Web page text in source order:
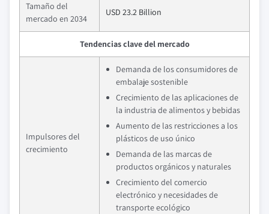
Tamaño del
mercado en 2034
USD 23.2 Billion
Tendencias clave del mercado
Impulsores del
crecimiento
Demanda de los consumidores de
embalaje sostenible
Crecimiento de las aplicaciones de
la industria de alimentos y bebidas
Aumento de las restricciones a los
plásticos de uso único
Demanda de las marcas de
productos orgánicos y naturales
Crecimiento del comercio
electrónico y necesidades de
transporte ecológico